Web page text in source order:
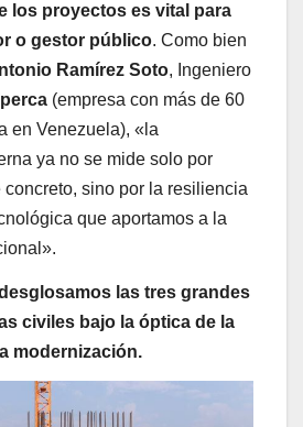
los proyectos es vital para
o gestor público. Como bien
Ramírez Soto, Ingeniero
(empresa con más de 60
en Venezuela), «la
ya no se mide solo por
concreto, sino por la resiliencia
que aportamos a la
las tres grandes
civiles bajo la óptica de la
modernización.